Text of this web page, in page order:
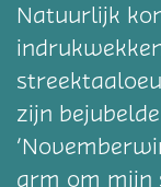
Natuurlijk
zijn bejubelde
arm om mijn